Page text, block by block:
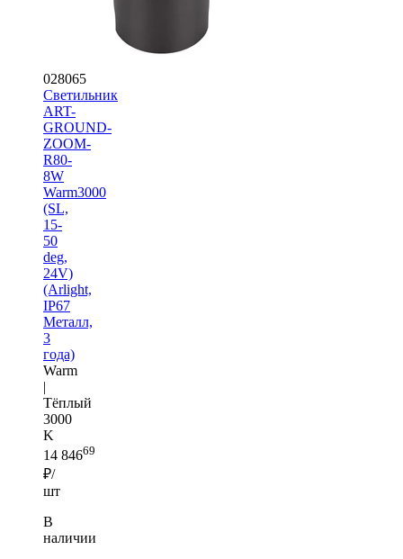
028065
Светильник
ART-
GROUND-
ZOOM-
R80-
8W
Warm3000
(SL,
15-
50
deg,
24V)
(Arlight,
IP67
Металл,
3
года)
Warm
|
Тёплый
3000
K
14 84669
₽/
шт
В
наличии